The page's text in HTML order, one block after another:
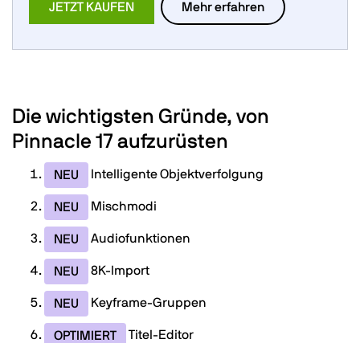
JETZT KAUFEN Mehr erfahren
Die wichtigsten Gründe, von
Pinnacle 17 aufzurüsten
NEU Intelligente Objektverfolgung
NEU Mischmodi
NEU Audiofunktionen
NEU 8K-Import
NEU Keyframe-Gruppen
OPTIMIERT Titel-Editor